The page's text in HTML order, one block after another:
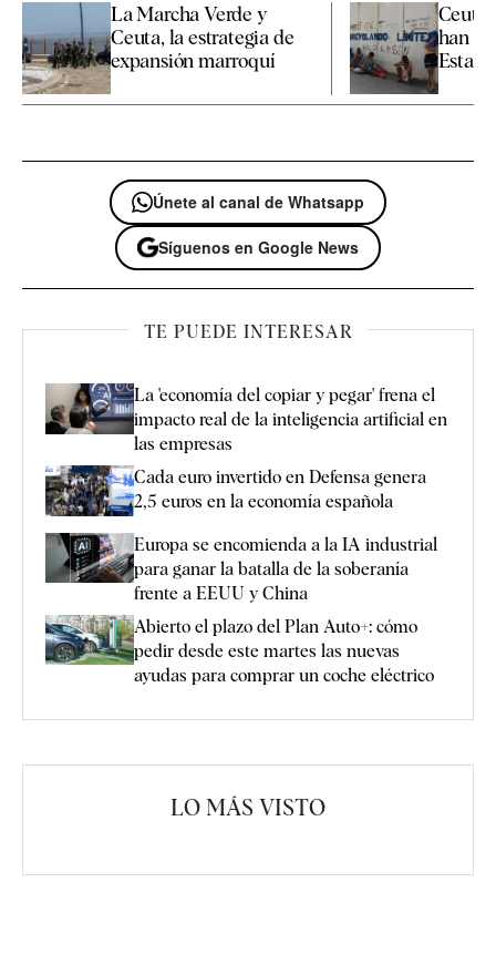
La Marcha Verde y
Ceuta, la estrategia de
expansión marroquí
Ceuta
han
Únete al canal de Whatsapp
Síguenos en Google News
TE PUEDE INTERESAR
La 'economía del copiar y pegar' frena el
impacto real de la inteligencia artificial en
las empresas
Cada euro invertido en Defensa genera
2,5 euros en la economía española
Europa se encomienda a la IA industrial
para ganar la batalla de la soberanía
frente a EEUU y China
Abierto el plazo del Plan Auto+: cómo
pedir desde este martes las nuevas
ayudas para comprar un coche eléctrico
LO MÁS VISTO